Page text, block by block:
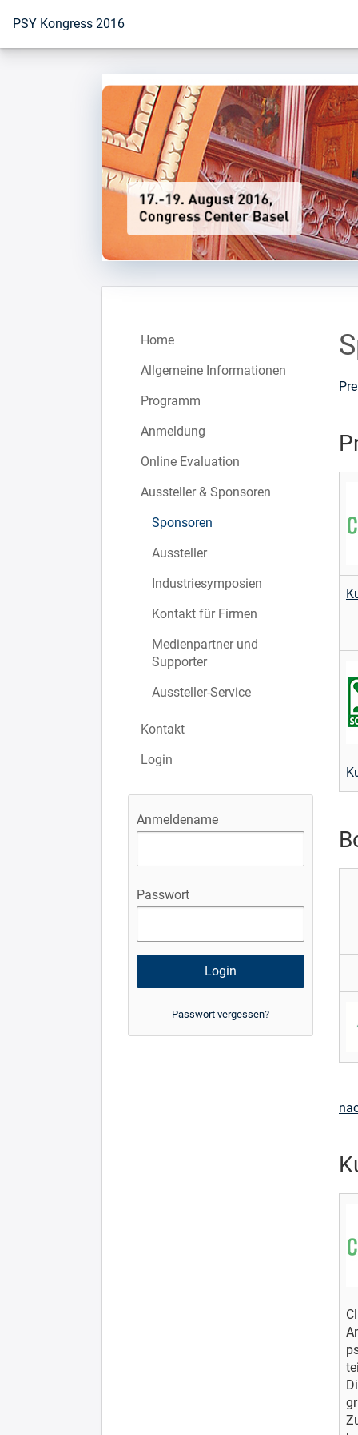
Zur Startseite
PSY Kongress 2016
Home
Allgemeine Informationen
Programm
Anmeldung
Online Evaluation
Aussteller & Sponsoren
Sponsoren
Aussteller
Industriesymposien
Kontakt für Firmen
Medienpartner und
Supporter
Aussteller-Service
Kontakt
Login
Anmeldename
Passwort
Passwort vergessen?